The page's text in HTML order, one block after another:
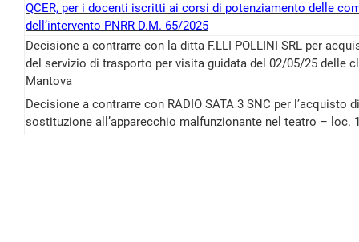
QCER, per i docenti iscritti ai corsi di potenziamento delle
dell’intervento PNRR D.M. 65/2025
Decisione a contrarre con la ditta F.LLI POLLINI SRL per
del servizio di trasporto per visita guidata del 02/05/25 delle
Mantova
Decisione a contrarre con RADIO SATA 3 SNC per
sostituzione all’apparecchio malfunzionante nel teatro – loc.